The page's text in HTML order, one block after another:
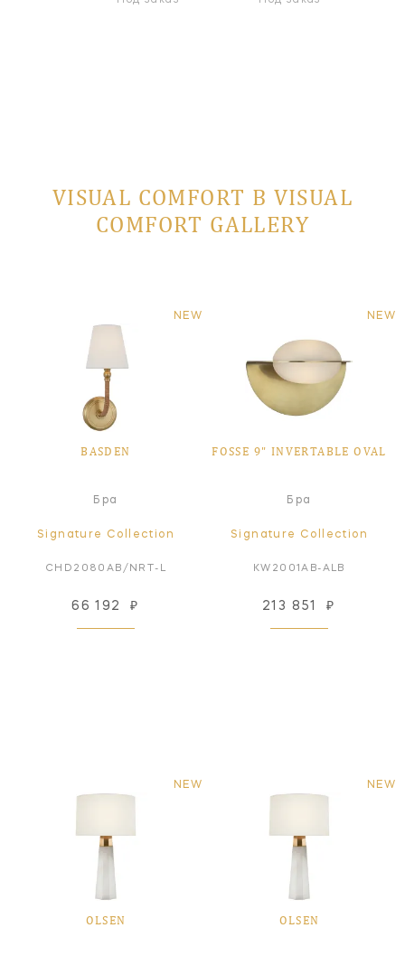
VISUAL COMFORT В VISUAL
COMFORT GALLERY
NEW
BASDEN
Бра
Signature Collection
CHD2080AB/NRT-L
66 192 ₽
NEW
FOSSE 9" INVERTABLE OVAL
Бра
Signature Collection
KW2001AB-ALB
213 851 ₽
NEW
OLSEN
NEW
OLSEN